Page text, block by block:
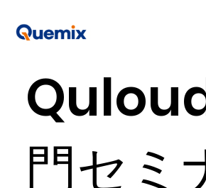
門セミ